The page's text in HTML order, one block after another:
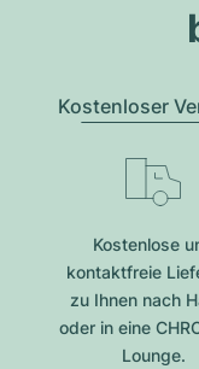
Kostenloser
Kostenlose
kontaktfreie
zu Ihnen nach
oder in eine
Lounge.